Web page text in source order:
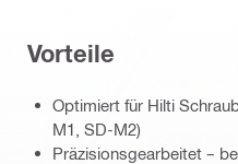
Vorteile
Optimiert für Hilti
M1, SD-M2)
Präzisionsgearbeitet –